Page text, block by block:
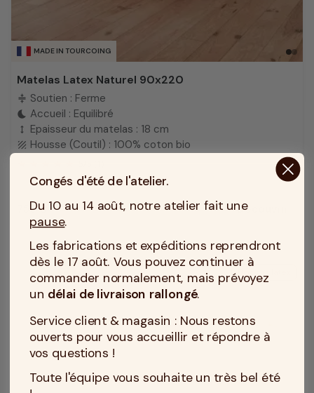
MADE IN TOURCOING
Matelas Latex Naturel 90x220
compress Soutien : Ferme
bedtime Accueil : Equilibré
height Epaisseur du matelas : 18 cm
texture Housse (Coutil) : 100% coton bio
Prix
759 € Découvrir
Congés d'été de l'atelier.
Du 10 au 14 août, notre atelier fait une
pause.
Les fabrications et expéditions reprendront
dès le 17 août. Vous pouvez continuer à
commander normalement, mais prévoyez
un délai de livraison rallongé.
Service client & magasin : Nous restons
ouverts pour vous accueillir et répondre à
vos questions !
Toute l'équipe vous souhaite un très bel été